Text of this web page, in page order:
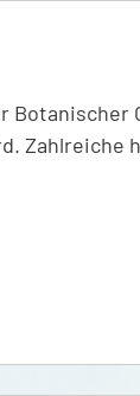
Botanischer
Zahlreiche